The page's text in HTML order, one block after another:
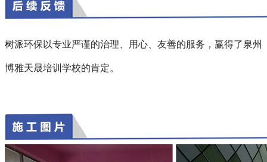
树派环保以专业严谨的治理、用心、友善的服务，赢得了泉州
博雅天晟培训学校的肯定。